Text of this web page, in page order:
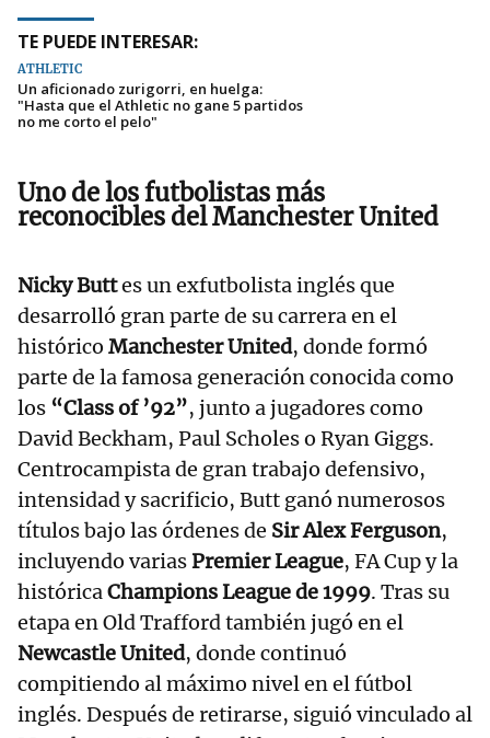
TE PUEDE INTERESAR:
ATHLETIC
Un aficionado zurigorri, en huelga:
"Hasta que el Athletic no gane 5 partidos
no me corto el pelo"
Uno de los futbolistas más
reconocibles del Manchester United
Nicky Buttes un exfutbolista inglés que
desarrolló gran parte de su carrera en el
histórico Manchester United, donde formó
parte de la famosa generación conocida como
los “Class of ’92”, junto a jugadores como
David Beckham, Paul Scholes o Ryan Giggs.
Centrocampista de gran trabajo defensivo,
intensidad y sacrificio, Butt ganó numerosos
títulos bajo las órdenes de Sir Alex Ferguson,
incluyendo variasPremier League, FA Cup y la
históricaChampions League de 1999. Tras su
etapa en Old Trafford también jugó en el
Newcastle United, donde continuó
compitiendo al máximo nivel en el fútbol
inglés. Después de retirarse, siguió vinculado al